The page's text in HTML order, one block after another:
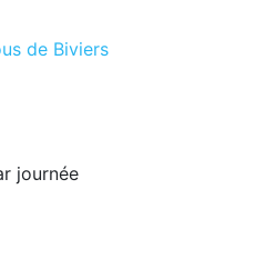
de Biviers
journée